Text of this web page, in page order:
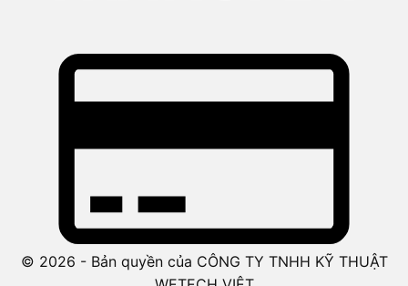
© 2026 - Bản quyền của CÔNG TY TNHH KỸ THUẬT